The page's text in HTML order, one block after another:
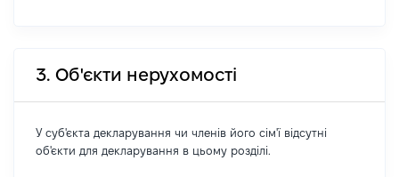
3. Об'єкти нерухомості
У суб'єкта декларування чи членів його сім'ї відсутні
об'єкти для декларування в цьому розділі.